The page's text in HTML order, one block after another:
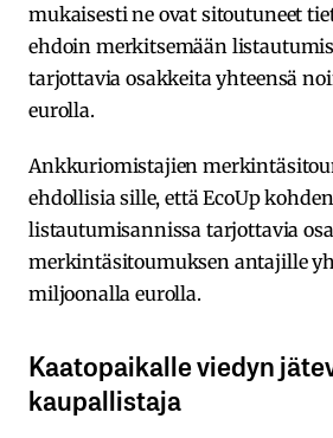
mukaisesti ne ovat sitoutuneet
ehdoin merkitsemään
tarjottavia osakkeita yhteensä
eurolla.
Ankkuriomistajien
ehdollisia sille, että EcoUp
listautumisannissa tarjottavia
merkintäsitoumuksen antajille
miljoonalla eurolla.
Kaatopaikalle viedyn
kaupallistaja